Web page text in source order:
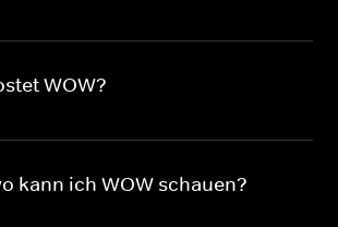
WOW?
kann ich WOW schauen?